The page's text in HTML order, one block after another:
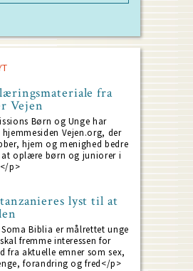
fra
Vejen
Børn og Unge har
Vejen.org, der
hjem og menighed bedre
oplære børn og juniorer i
p>
lyst til at
Biblia er målrettet unge
fremme interessen for
fra aktuelle emner som sex,
forandring og fred</p>